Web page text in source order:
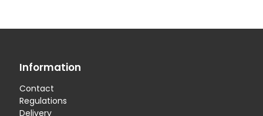
Information
Contact
Regulations
Delivery